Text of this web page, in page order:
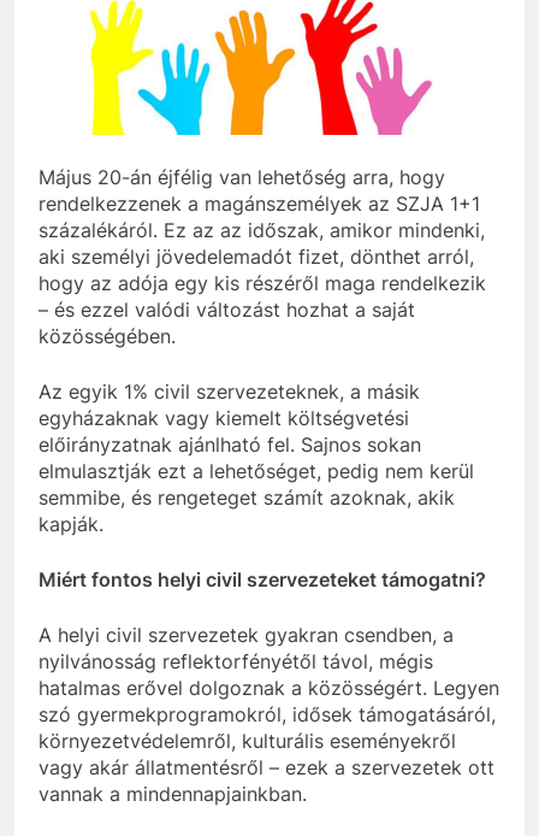
a Tisza Világ
applikáció
botránya
10 Hónap Ezelőtt
Dobrev programot
hirdet, a Tisza a Dunán
hajókázik
10 Hónap Ezelőtt
Május 20-án éjfélig van lehetőség arra, hogy
rendelkezzenek a magánszemélyek az SZJA 1+1
százalékáról. Ez az az időszak, amikor mindenki,
aki személyi jövedelemadót fizet, dönthet arról,
hogy az adója egy kis részéről maga rendelkezik
– és ezzel valódi változást hozhat a saját
közösségében.
Az egyik 1% civil szervezeteknek, a másik
egyházaknak vagy kiemelt költségvetési
előirányzatnak ajánlható fel. Sajnos sokan
elmulasztják ezt a lehetőséget, pedig nem kerül
semmibe, és rengeteget számít azoknak, akik
kapják.
Miért fontos helyi civil szervezeteket támogatni?
A helyi civil szervezetek gyakran csendben, a
nyilvánosság reflektorfényétől távol, mégis
hatalmas erővel dolgoznak a közösségért. Legyen
szó gyermekprogramokról, idősek támogatásáról,
környezetvédelemről, kulturális eseményekről
vagy akár állatmentésről – ezek a szervezetek ott
vannak a mindennapjainkban.